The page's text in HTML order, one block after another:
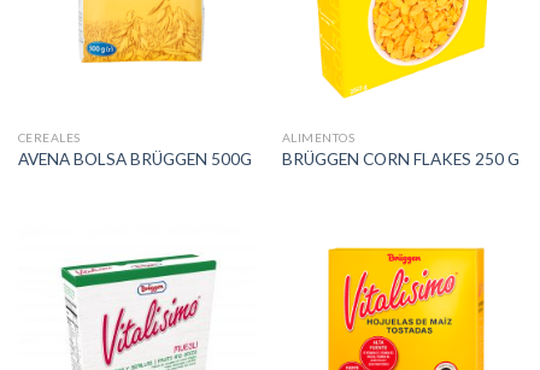
CEREALES
AVENA BOLSA BRÜGGEN 500G
ALIMENTOS
BRÜGGEN CORN FLAKES 250 G